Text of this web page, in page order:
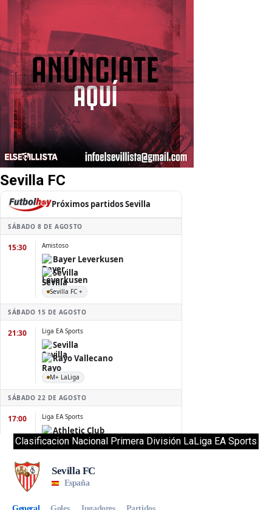
Sevilla FC
Clasificacion Nacional Primera División LaLiga EA Sports